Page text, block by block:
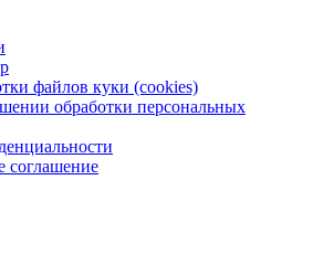
файлов куки (cookies)
обработки персональных
соглашение